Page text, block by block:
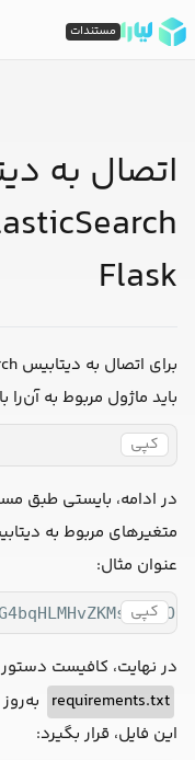
اتصال به
Flask
باید ماژول مربوط به
کپی
در ادامه، بایستی طبق
متغیرهای مربوط به
عنوان مثال:
کپی
در نهایت، کافیست دستور
requirements.txt
این فایل، قرار بگیرد:
مستندات